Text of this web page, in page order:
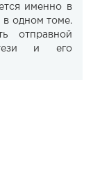
именно в
в одном томе.
отправной
и его